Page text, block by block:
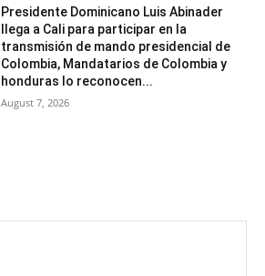
Presidente Dominicano Luis Abinader
llega a Cali para participar en la
transmisión de mando presidencial de
Colombia, Mandatarios de Colombia y
honduras lo reconocen...
August 7, 2026